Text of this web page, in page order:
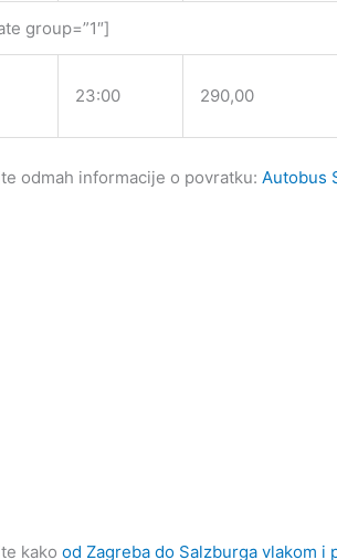
group=”1″]
23:00 290,00
odmah informacije o povratku: Autobus
kako od Zagreba do Salzburga vlakom i